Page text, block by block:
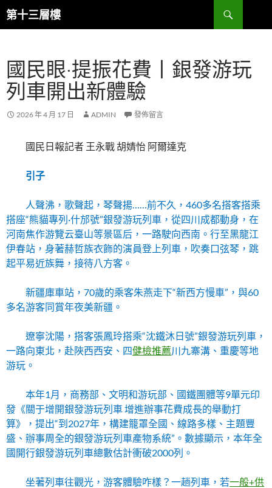
跳
至
內
容
第十三層樓
搜
尋
國民眼·提振花費丨銀發游玩
列車開出新體驗
2026 年 4 月 17 日 ADMIN 發佈留言
國民日報記者 王永戰 胡婧怡 阿爾達克
引子
人聲沸，歌聲起，琴聲揚……前不久，460多名搭客搭乘
搭座“熊貓專列·什邡號”銀發游玩列車，從四川成都動身，在
河南焦作游覽云臺山等景區后，一路駛向西南。行至黑龍江
伊春站，身著赫哲族衣飾的演員登上列車，吹奏口弦琴，跳
起平易近族舞，接待八方客。
新疆庫車站，70歲的乘客朱燕走下“新西方慢車”，與60
多名游客同賞年夜美新疆。
遼寧沈陽，搭客張鳳玲搭乘“沈鐵沐日號”銀發游玩列車，
一路向東北，赴陜西西安、四健檢推薦川九寨溝、重慶等地
游玩。
本年1月，商務部、文明和游玩部、國鐵團體等9單元印
發《關于增開銀發游玩列車 增進辦事花費成長的舉動打
算》，提出“到2027年，構建籠罩全國、線路多樣、主題豐
盛、辦事周全的銀發游玩列車產物系統”。數據顯示，本年全
國開行銀發游玩列車總數估計衝破2000列。
坐著列車往觀光，游客體驗咋樣？一趟列車，若一般+供